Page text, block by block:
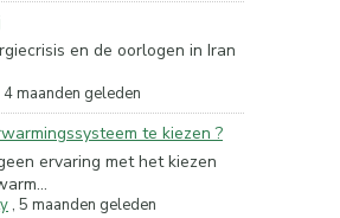
en de oorlogen in Iran
4 maanden geleden
te kiezen ?
ervaring met het kiezen
, 5 maanden geleden